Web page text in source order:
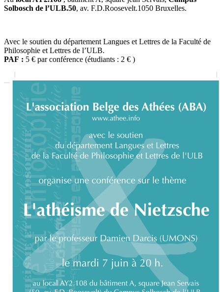
Solbosch de l’ULB.50, av. F.D.Roosevelt.1050 Bruxelles.
Avec le soutien du département Langues et Lettres de la Faculté de
Philosophie et Lettres de l’ULB.
PAF : 5 € par conférence (étudiants : 2 € )